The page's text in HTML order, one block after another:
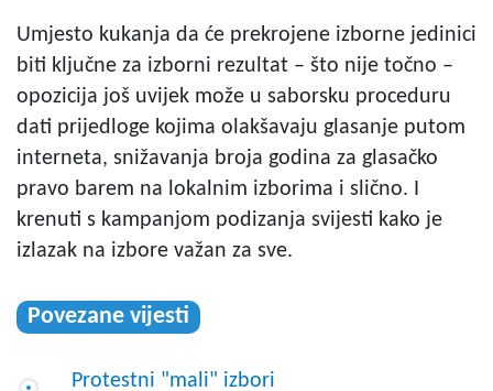
Umjesto kukanja da će prekrojene izborne jedinici
biti ključne za izborni rezultat – što nije točno –
opozicija još uvijek može u saborsku proceduru
dati prijedloge kojima olakšavaju glasanje putom
interneta, snižavanja broja godina za glasačko
pravo barem na lokalnim izborima i slično. I
krenuti s kampanjom podizanja svijesti kako je
izlazak na izbore važan za sve.
Povezane vijesti
Protestni "mali" izbori